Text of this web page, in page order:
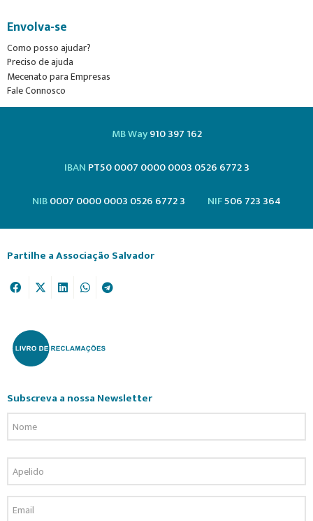
Envolva-se
Como posso ajudar?
Preciso de ajuda
Mecenato para Empresas
Fale Connosco
MB Way910 397 162
IBAN PT50 0007 0000 0003 0526 6772 3
NIB0007 0000 0003 0526 6772 3 NIF506 723 364
Partilhe a Associação Salvador
Subscreva a nossa Newsletter